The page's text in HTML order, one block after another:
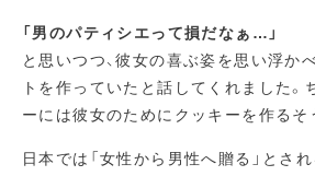
「男のパティシエって損だなぁ…」
と思いつつ、彼女の喜ぶ姿を思い浮か
トを作っていたと話してくれました。
ーには彼女のためにクッキーを作るそ
日本では「女性から男性へ贈る」とさ